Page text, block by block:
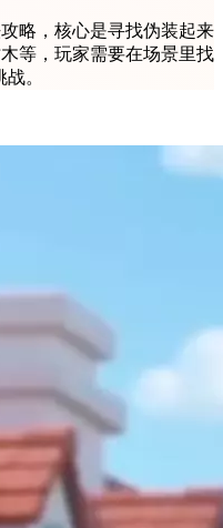
略，核心是寻找伪装起来
等，玩家需要在场景里找
。